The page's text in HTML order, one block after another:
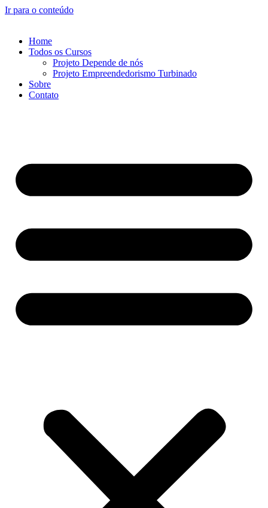
Ir para o conteúdo
Home
Todos os Cursos
Projeto Depende de nós
Projeto Empreendedorismo Turbinado
Sobre
Contato